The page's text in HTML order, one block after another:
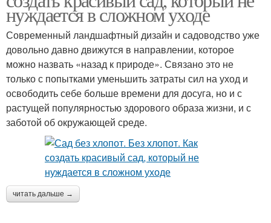
нуждается в сложном уходе
Современный ландшафтный дизайн и садоводство уже
довольно давно движутся в направлении, которое
можно назвать «назад к природе». Связано это не
только с попытками уменьшить затраты сил на уход и
освободить себе больше времени для досуга, но и с
растущей популярностью здорового образа жизни, и с
заботой об окружающей среде.
читать дальше →